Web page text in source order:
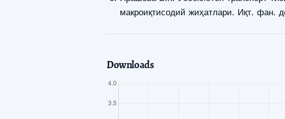
макроиқтисодий жиҳатлари. Иқт. фан.
Downloads